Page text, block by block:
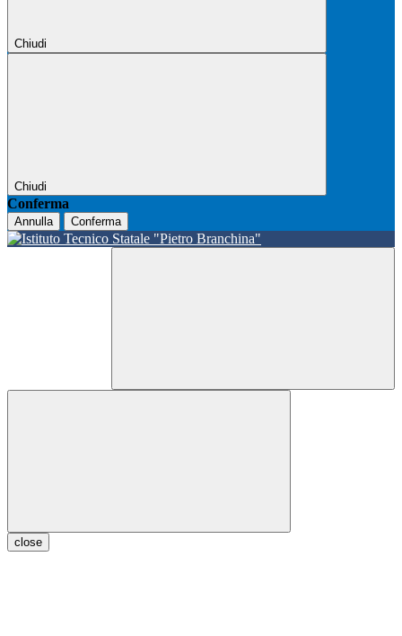
Chiudi
Chiudi
Conferma
Annulla Conferma
close